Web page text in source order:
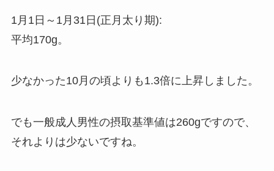
1月1日～1月31日(正月太り期):
平均170g。
少なかった10月の頃よりも1.3倍に上昇しました。
でも一般成人男性の摂取基準値は260gですので、
それよりは少ないですね。